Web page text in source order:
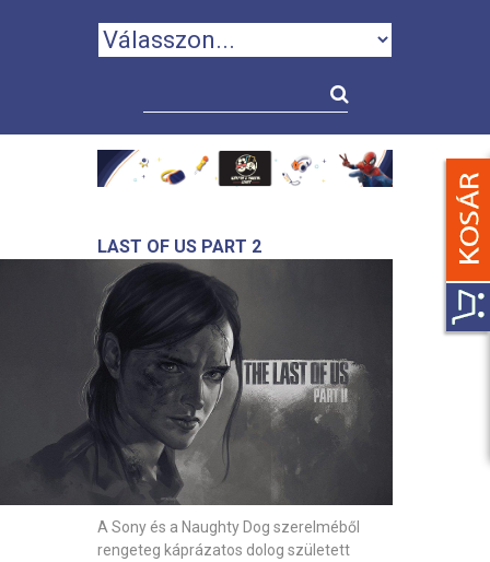
LAST OF US PART 2
A Sony és a Naughty Dog szerelméből
rengeteg káprázatos dolog született